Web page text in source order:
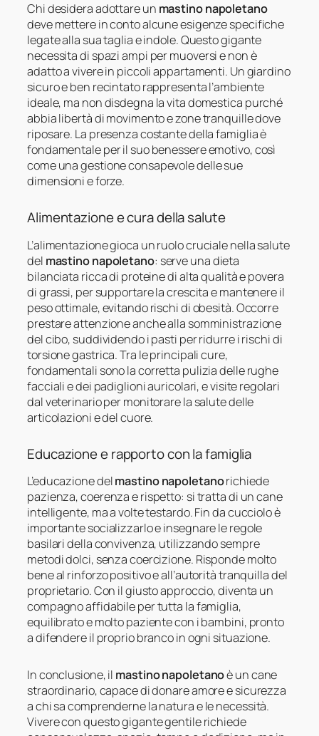
Chi desidera adottare un mastino napoletano
deve mettere in conto alcune esigenze specifiche
legate alla sua taglia e indole. Questo gigante
necessita di spazi ampi per muoversi e non è
adatto a vivere in piccoli appartamenti. Un giardino
sicuro e ben recintato rappresenta l’ambiente
ideale, ma non disdegna la vita domestica purché
abbia libertà di movimento e zone tranquille dove
riposare. La presenza costante della famiglia è
fondamentale per il suo benessere emotivo, così
come una gestione consapevole delle sue
dimensioni e forze.
Alimentazione e cura della salute
L’alimentazione gioca un ruolo cruciale nella salute
del mastino napoletano: serve una dieta
bilanciata ricca di proteine di alta qualità e povera
di grassi, per supportare la crescita e mantenere il
peso ottimale, evitando rischi di obesità. Occorre
prestare attenzione anche alla somministrazione
del cibo, suddividendo i pasti per ridurre i rischi di
torsione gastrica. Tra le principali cure,
fondamentali sono la corretta pulizia delle rughe
facciali e dei padiglioni auricolari, e visite regolari
dal veterinario per monitorare la salute delle
articolazioni e del cuore.
Educazione e rapporto con la famiglia
L’educazione delmastino napoletanorichiede
pazienza, coerenza e rispetto: si tratta di un cane
intelligente, ma a volte testardo. Fin da cucciolo è
importante socializzarlo e insegnare le regole
basilari della convivenza, utilizzando sempre
metodi dolci, senza coercizione. Risponde molto
bene al rinforzo positivo e all’autorità tranquilla del
proprietario. Con il giusto approccio, diventa un
compagno affidabile per tutta la famiglia,
equilibrato e molto paziente con i bambini, pronto
a difendere il proprio branco in ogni situazione.
In conclusione, il mastino napoletanoè un cane
straordinario, capace di donare amore e sicurezza
a chi sa comprenderne la natura e le necessità.
Vivere con questo gigante gentile richiede